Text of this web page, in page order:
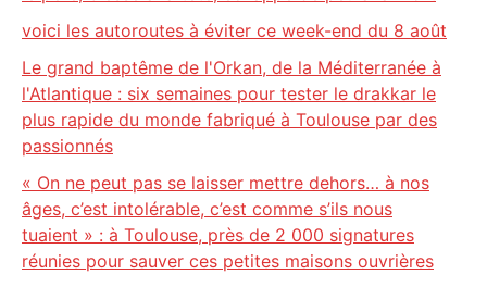
voici les autoroutes à éviter ce week-end du 8 août
Le grand baptême de l'Orkan, de la Méditerranée à
l'Atlantique : six semaines pour tester le drakkar le
plus rapide du monde fabriqué à Toulouse par des
passionnés
« On ne peut pas se laisser mettre dehors… à nos
âges, c’est intolérable, c’est comme s’ils nous
tuaient » : à Toulouse, près de 2 000 signatures
réunies pour sauver ces petites maisons ouvrières